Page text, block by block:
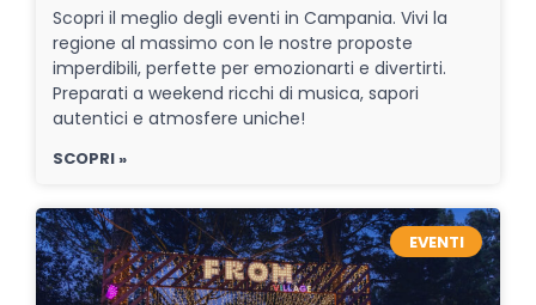
Scopri il meglio degli eventi in Campania. Vivi la
regione al massimo con le nostre proposte
imperdibili, perfette per emozionarti e divertirti.
Preparati a weekend ricchi di musica, sapori
autentici e atmosfere uniche!
SCOPRI »
EVENTI